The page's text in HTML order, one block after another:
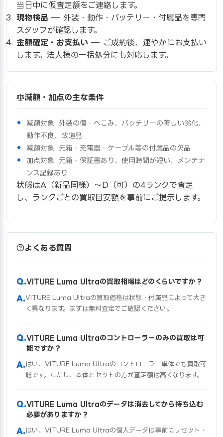
当日中に仮査定額をご連絡します。
現物検品 — 外装・動作・バッテリー・付属品を専門
スタッフが確認します。
金額確定・お支払い — ご成約後、速やかにお支払い
します。法人様の一括処分にも対応します。
減額・加点の主な条件
減額対象: 外装の傷・へこみ、バッテリーの著しい劣化、
動作不良、改造品
減額対象: 元箱・充電器・ケーブル等の付属品の欠品
加点対象: 元箱・保証書あり、使用時間が短い、メンテナ
ンス記録あり
状態はA（新品同様）〜D（可）の4ランクで査定
し、ランクごとの買取目安額を事前にご提示します。
よくある質問
VITURE Luma Ultraの買取相場はどのくらいですか？
VITURE Luma Ultraの買取価格は状態・付属品によって大き
く異なります。まずは無料査定でご確認ください。
VITURE Luma Ultraのコントローラーのみの買取は可
能ですか？
はい、VITURE Luma Ultraのコントローラー単体でも買取可
能です。ただし、本体とセットの方が査定額は高くなります。
VITURE Luma Ultraのデータは消去してから持ち込む
必要がありますか？
はい、VITURE Luma Ultraの個人データは事前にリセット・